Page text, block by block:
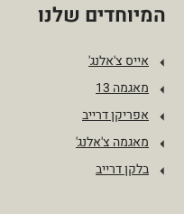
המיוחדים שלנו
אייס צ'אלנג'
מאגמה 13
אפריקן דרייב
מאגמה צ'אלנג'
בלקן דרייב